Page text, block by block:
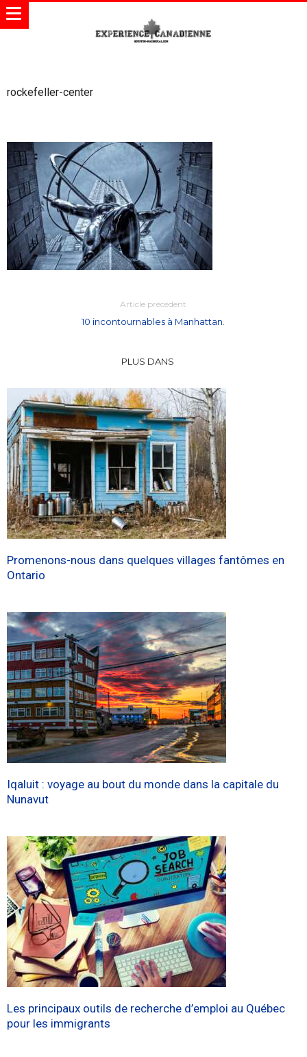
rockefeller-center
Article précédent
10 incontournables à Manhattan.
PLUS DANS
Promenons-nous dans quelques villages fantômes en
Ontario
Iqaluit : voyage au bout du monde dans la capitale du
Nunavut
Les principaux outils de recherche d’emploi au Québec
pour les immigrants